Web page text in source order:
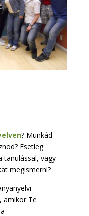
? Munkád
Esetleg
tanulással, vagy
megismerni?
amikor Te